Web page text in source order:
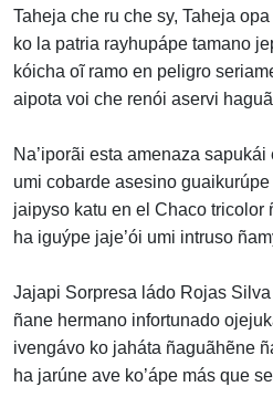
Taheja che ru che sy, Taheja
ko la patria rayhupápe tamano
kóicha oĩ ramo en peligro
aipota voi che renói aservi
Na’iporãi esta amenaza sapukái
umi cobarde asesino
jaipyso katu en el Chaco tricolor
ha iguýpe jaje’ói umi intruso
Jajapi Sorpresa ládo Rojas
ñane hermano infortunado
ivengávo ko jaháta ñaguãhẽne
ha jarúne ave ko’ápe más que